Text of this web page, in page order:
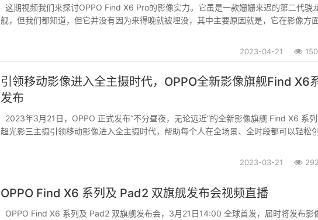
这期视频我们来探讨OPPO Find X6 Pro的影像实力。它虽是一款姗姗来迟的第二代骁
舰，但我们都知道，但它并没有因为来得晚就被埋没，其中主要原因就是，它在影像方
2023-04-21
引领移动影像进入全主摄时代，OPPO全新影像旗舰Find X6
发布
2023年3月21日，OPPO 正式发布“不分昼夜，无论远近”的全新影像旗舰 Find X6 系
超光影三主摄引领移动影像进入全主摄时代，帮助每个人在全场景、全时段都可以轻松
2023-03-21
OPPO Find X6 系列及 Pad2 双旗舰发布会视频直播
OPPO Find X6 系列及 Pad2 双旗舰发布会，3月21日14:00 全球首发，届时将发布影